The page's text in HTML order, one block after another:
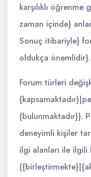
karşılıklı öğrenme
zaman içinde}
Sonuç itibariyle}
oldukça önemlidir}.
Forum türleri
{bulunmaktadır}}.
deneyimli kişiler
ilgi alanları ile ilgili